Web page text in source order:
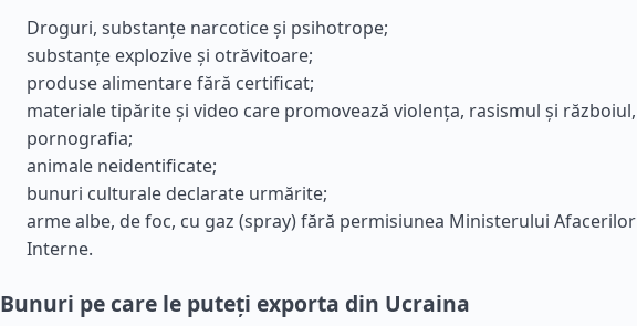
Droguri, substanțe narcotice și psihotrope;
substanțe explozive și otrăvitoare;
produse alimentare fără certificat;
materiale tipărite și video care promovează violența, rasismul și războiul,
pornografia;
animale neidentificate;
bunuri culturale declarate urmărite;
arme albe, de foc, cu gaz (spray) fără permisiunea Ministerului Afacerilor
Interne.
Bunuri pe care le puteți exporta din Ucraina